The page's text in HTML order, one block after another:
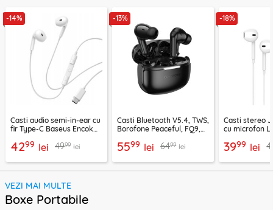
-14%
Casti audio semi-in-ear cu
fir Type-C Baseus Encok
4299 lei 4999 lei
-13%
Casti Bluetooth V5.4, TWS,
Borofone Peaceful, FQ9,
5599 lei 6499 lei
-18%
Casti stereo
cu microfon
3999 lei
VEZI MAI MULTE
Boxe Portabile